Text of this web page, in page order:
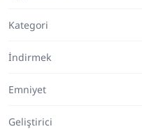
Kategori
İndirmek
Emniyet
Geliştirici